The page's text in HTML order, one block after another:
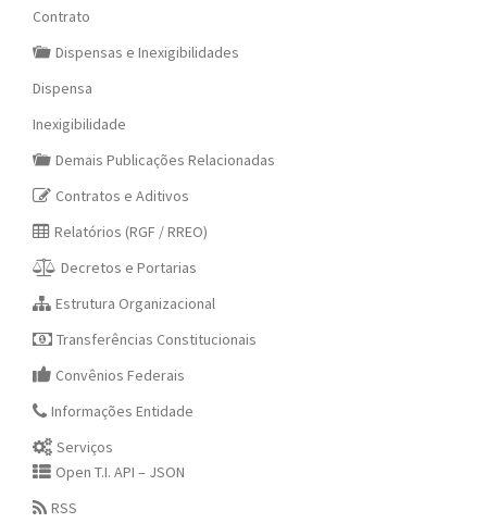
Contrato
Dispensas e Inexigibilidades
Dispensa
Inexigibilidade
Demais Publicações Relacionadas
Contratos e Aditivos
Relatórios (RGF / RREO)
Decretos e Portarias
Estrutura Organizacional
Transferências Constitucionais
Convênios Federais
Informações Entidade
Serviços
Open T.I. API – JSON
RSS